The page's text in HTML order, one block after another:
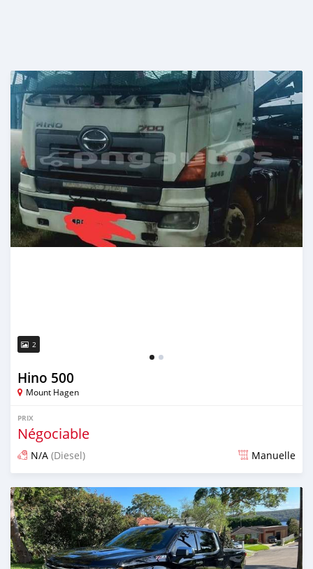
2
Hino 500
Mount Hagen
PRIX
Négociable
N/A (Diesel) Manuelle
Publié il y a presque 4 ans